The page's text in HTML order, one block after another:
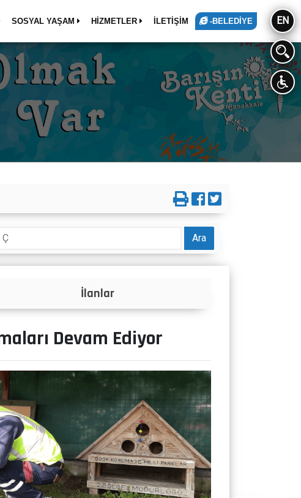
SOSYAL YAŞAM HİZMETLER İLETİŞİM -BELEDİYE EN
Ara
Projeler
Devam Ediyor